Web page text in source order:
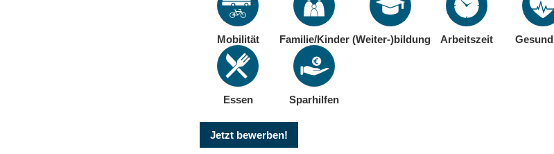
Mobilität Familie/Kinder (Weiter-)bildung Arbeitszeit
Essen Sparhilfen
Jetzt bewerben!